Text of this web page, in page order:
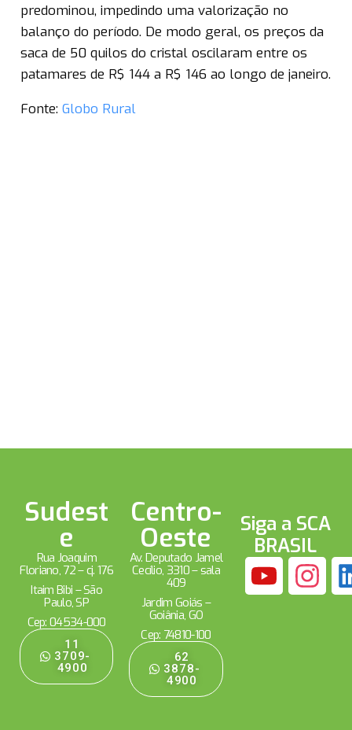
predominou, impedindo uma valorização no
balanço do período. De modo geral, os preços da
saca de 50 quilos do cristal oscilaram entre os
patamares de R$ 144 a R$ 146 ao longo de janeiro.
Fonte: Globo Rural
Sudest
e
Rua Joaquim
Floriano, 72 – cj. 176
Itaim Bibi – São
Paulo, SP
Cep: 04534-000
11
3709-
4900
Centro-
Oeste
Av. Deputado Jamel
Cecílio, 3310 – sala
409
Jardim Goiás –
Goiânia, GO
Cep: 74810-100
62
3878-
4900
Siga a SCA
BRASIL